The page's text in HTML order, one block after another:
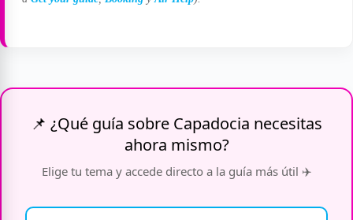
📌 ¿Qué guía sobre Capadocia necesitas
ahora mismo?
Elige tu tema y accede directo a la guía más útil ✈️